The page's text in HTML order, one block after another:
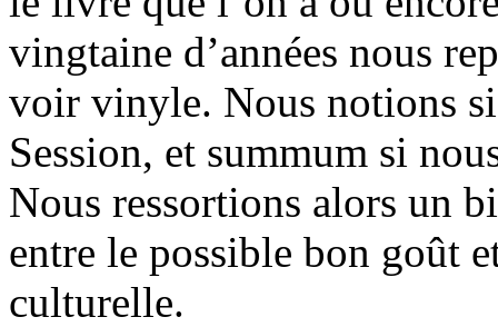
vingtaine d’années nous
voir vinyle. Nous notions
Session, et summum si
Nous ressortions alors un
entre le possible bon goût
culturelle.